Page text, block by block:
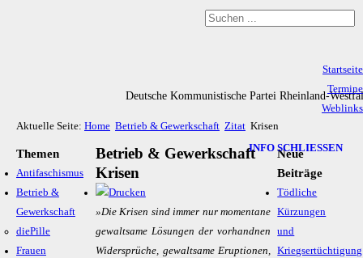
Deutsche Kommunistische Partei Rheinland-
Startseite
Termine
Weblinks
Impressum & Datenschutz
Aktuelle Seite: Home Betrieb & Gewerkschaft Zitat Krisen
Themen
Antifaschismus
Betrieb &
Gewerkschaft
diePille
Frauen
Betrieb & Gewerkschaft
Krisen
»Die Kri­sen sind im­mer nur mo­men­ta­ne
ge­walt­sa­me Lö­sun­gen der vor­hand­nen
Wi­der­sprü­che, ge­walt­sa­me Erup­tio­nen,
INFO SCHLIESSEN
Neue
Beiträge
Tödliche
Kürzungen
und
Kriegsertüchtigung